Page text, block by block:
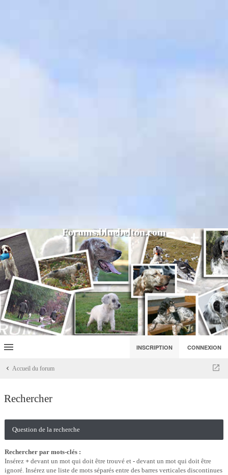
Forums.bluebelton.com
INSCRIPTION CONNEXION
Accueil du forum
Rechercher
Question de la recherche
Rechercher par mots-clés :
Insérez + devant un mot qui doit être trouvé et - devant un mot qui doit être
ignoré. Insérez une liste de mots séparés entre des barres verticales discontinues